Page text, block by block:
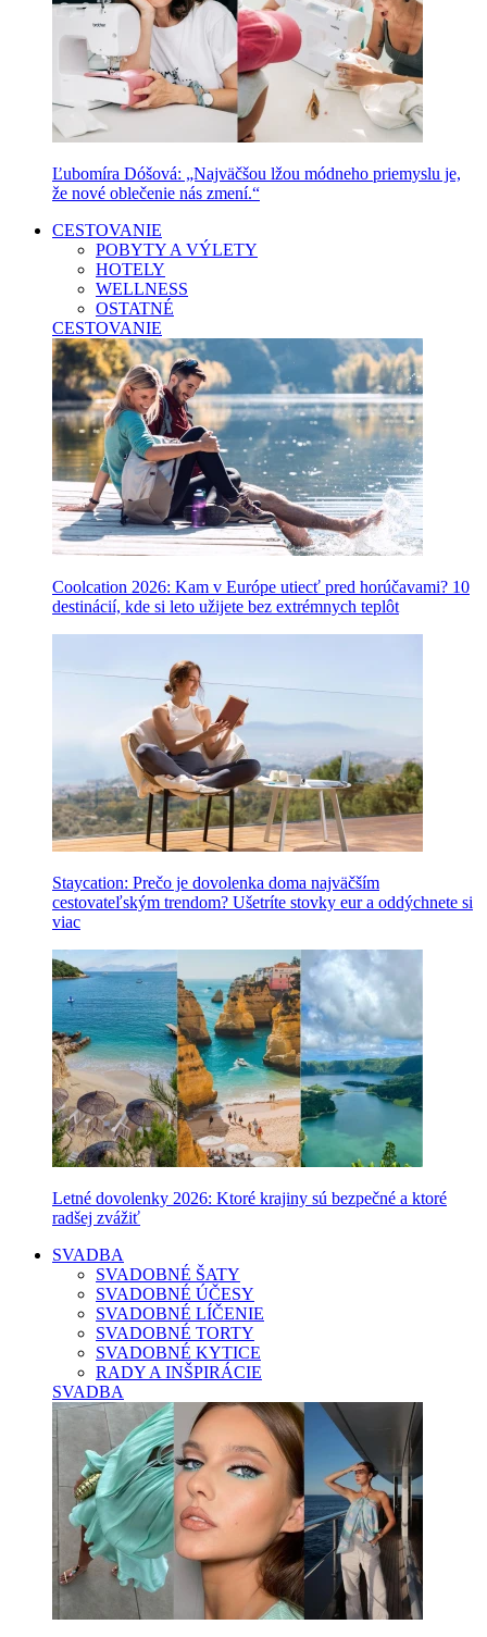
Ľubomíra Dóšová: „Najväčšou lžou módneho priemyslu je,
že nové oblečenie nás zmení.“
CESTOVANIE
POBYTY A VÝLETY
HOTELY
WELLNESS
OSTATNÉ
CESTOVANIE
Coolcation 2026: Kam v Európe utiecť pred horúčavami? 10
destinácií, kde si leto užijete bez extrémnych teplôt
Staycation: Prečo je dovolenka doma najväčším
cestovateľským trendom? Ušetríte stovky eur a oddýchnete si
viac
Letné dovolenky 2026: Ktoré krajiny sú bezpečné a ktoré
radšej zvážiť
SVADBA
SVADOBNÉ ŠATY
SVADOBNÉ ÚČESY
SVADOBNÉ LÍČENIE
SVADOBNÉ TORTY
SVADOBNÉ KYTICE
RADY A INŠPIRÁCIE
SVADBA